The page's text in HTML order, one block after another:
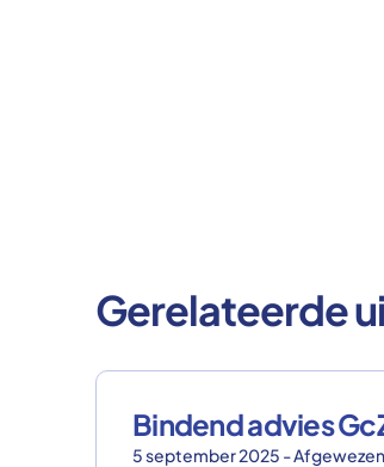
Gerelateerde
Bindend advies
5 september 2025 -